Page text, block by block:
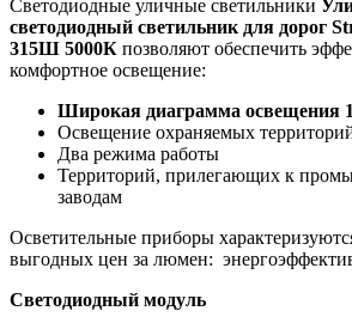
Светодиодные уличные светильники
светодиодный светильник для дорог
315Ш 5000К позволяют обеспечить
комфортное освещение:
Широкая диаграмма освещения
Освещение охраняемых
Два режима работы
Территорий, прилегающих к
заводам
Осветительные приборы
выгодных цен за люмен:
Светодиодный модуль